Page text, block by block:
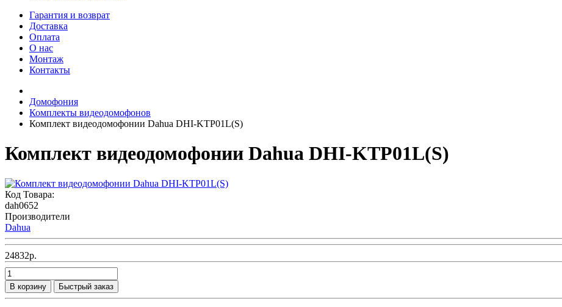
Гарантия и возврат
Доставка
Оплата
О нас
Монтаж
Контакты
Домофония
Комплекты видеодомофонов
Комплект видеодомофонии Dahua DHI-KTP01L(S)
Комплект видеодомофонии Dahua DHI-KTP01L(S)
Код Товара:
dah0652
Производители
Dahua
24832р.
В корзину Быстрый заказ